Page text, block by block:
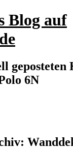
Blog auf
6N